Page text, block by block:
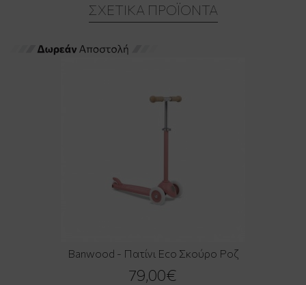
ΣΧΕΤΙΚΆ ΠΡΟΪΌΝΤΑ
Banwood - Πατίνι Eco Σκούρο Ροζ
79,00€